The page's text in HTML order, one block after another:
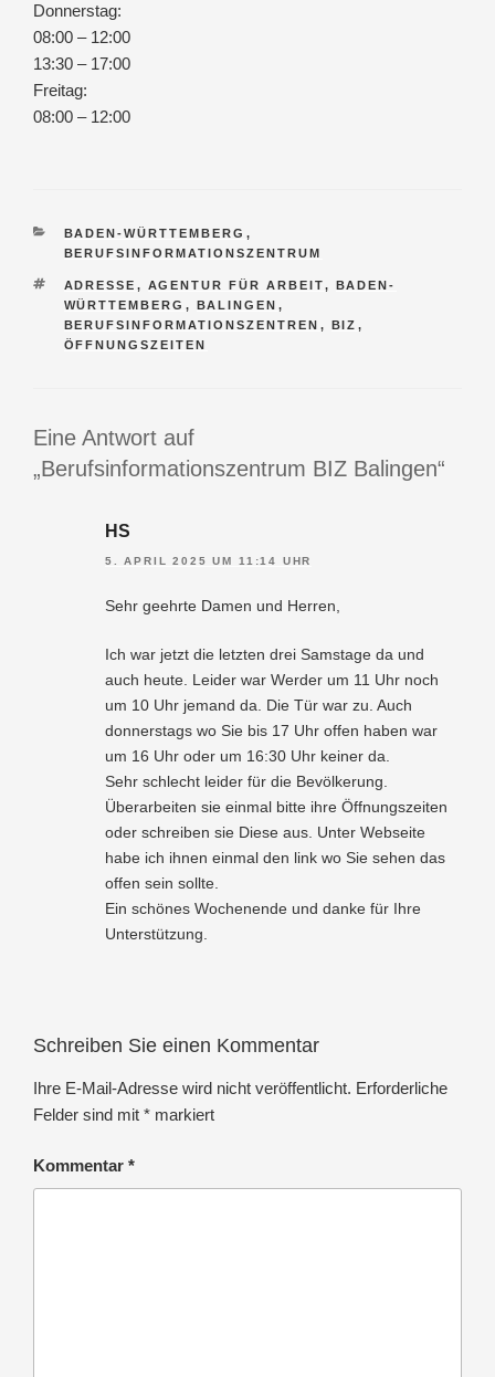
Donnerstag:
08:00 – 12:00
13:30 – 17:00
Freitag:
08:00 – 12:00
K
A
E
G
O
R
BADEN-WÜRTTEMBERG ,
BERUFSINFORMATIONSZENTRUM
S
C
H
L
R
T
ADRESSE , AGENTUR FÜR ARBEIT, BADEN-
WÜRTTEMBERG , BALINGEN ,
BERUFSINFORMATIONSZENTREN , BIZ ,
ÖFFNUNGSZEITEN
Eine Antwort auf
„Berufsinformationszentrum BIZ Balingen“
HS
5. APRIL 2025 UM 11:14 UHR
Sehr geehrte Damen und Herren,
Ich war jetzt die letzten drei Samstage da und
auch heute. Leider war Werder um 11 Uhr noch
um 10 Uhr jemand da. Die Tür war zu. Auch
donnerstags wo Sie bis 17 Uhr offen haben war
um 16 Uhr oder um 16:30 Uhr keiner da.
Sehr schlecht leider für die Bevölkerung.
Überarbeiten sie einmal bitte ihre Öffnungszeiten
oder schreiben sie Diese aus. Unter Webseite
habe ich ihnen einmal den link wo Sie sehen das
offen sein sollte.
Ein schönes Wochenende und danke für Ihre
Unterstützung.
Schreiben Sie einen Kommentar
Ihre E-Mail-Adresse wird nicht veröffentlicht. Erforderliche
Felder sind mit * markiert
Kommentar *